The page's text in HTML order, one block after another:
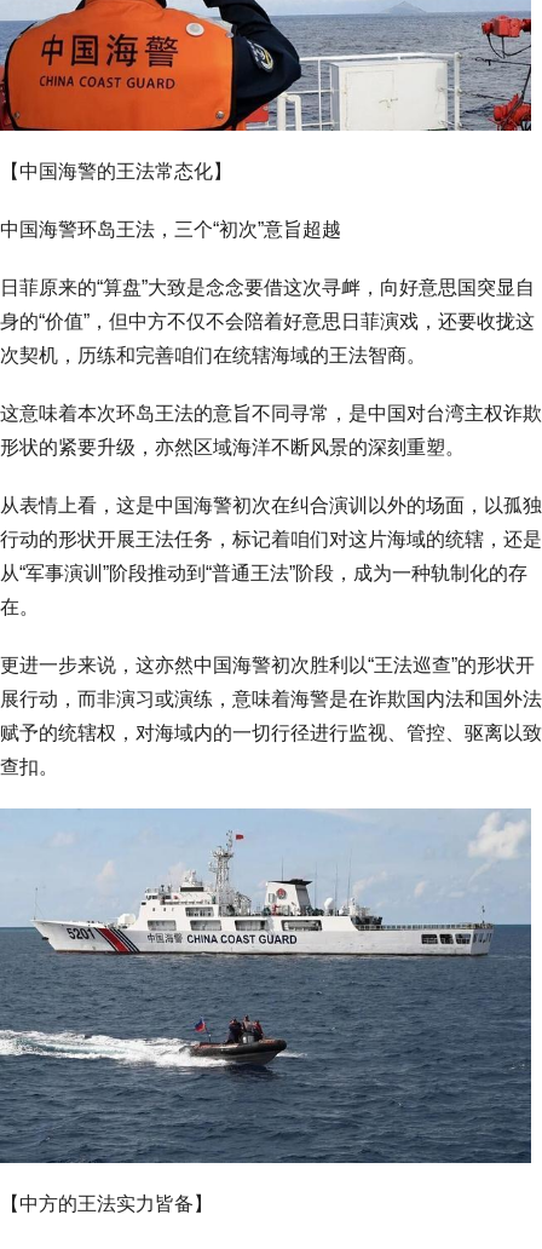
【中国海警的王法常态化】
中国海警环岛王法，三个“初次”意旨超越
日菲原来的“算盘”大致是念念要借这次寻衅，向好意思国突显自
身的“价值”，但中方不仅不会陪着好意思日菲演戏，还要收拢这
次契机，历练和完善咱们在统辖海域的王法智商。
这意味着本次环岛王法的意旨不同寻常，是中国对台湾主权诈欺
形状的紧要升级，亦然区域海洋不断风景的深刻重塑。
从表情上看，这是中国海警初次在纠合演训以外的场面，以孤独
行动的形状开展王法任务，标记着咱们对这片海域的统辖，还是
从“军事演训”阶段推动到“普通王法”阶段，成为一种轨制化的存
在。
更进一步来说，这亦然中国海警初次胜利以“王法巡查”的形状开
展行动，而非演习或演练，意味着海警是在诈欺国内法和国外法
赋予的统辖权，对海域内的一切行径进行监视、管控、驱离以致
查扣。
【中方的王法实力皆备】